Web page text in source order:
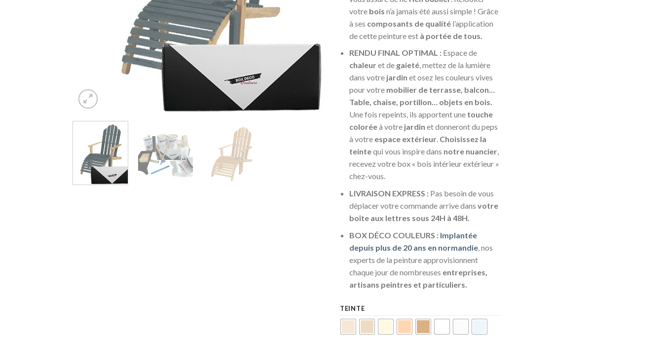
votre bois n’a jamais été aussi simple ! Grâce
à ses composants de qualitél’application
de cette peinture est à portée de tous.
RENDU FINAL OPTIMAL : Espace de
chaleuret de gaieté, mettez de la lumière
dans votre jardin et osez les couleurs vives
pour votre mobilier de terrasse, balcon…
Table, chaise, portillon… objets en bois.
Une fois repeints, ils apportent une touche
coloréeà votre jardin et donneront du peps
à votre espace extérieur. Choisissez la
teintequi vous inspire dans notre nuancier,
recevez votre box « bois intérieur extérieur »
chez-vous.
LIVRAISON EXPRESS :Pas besoin de vous
déplacer votre commande arrive dans votre
boîte aux lettres sous 24H à 48H.
BOX DÉCO COULEURS : Implantée
depuis plus de 20 ans en normandie, nos
experts de la peinture approvisionnent
chaque jour de nombreuses entreprises,
artisans peintres et particuliers.
TEINTE